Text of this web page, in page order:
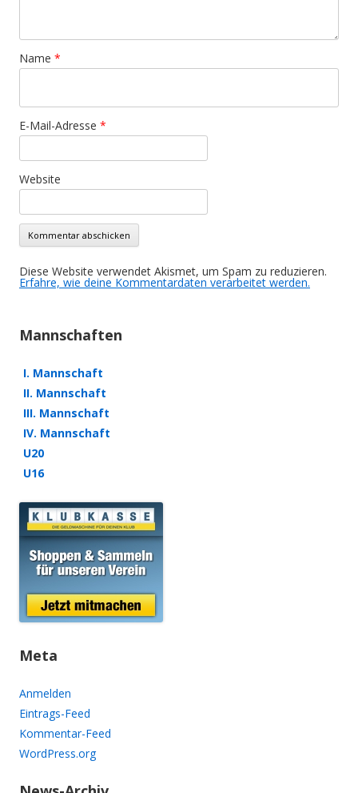
Name *
E-Mail-Adresse *
Website
Diese Website verwendet Akismet, um Spam zu reduzieren.
Erfahre, wie deine Kommentardaten verarbeitet werden.
Mannschaften
I. Mannschaft
II. Mannschaft
III. Mannschaft
IV. Mannschaft
U20
U16
Meta
Anmelden
Eintrags-Feed
Kommentar-Feed
WordPress.org